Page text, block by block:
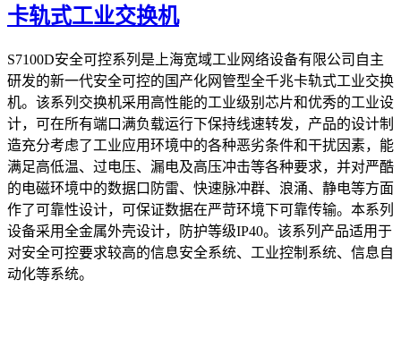
卡轨式工业交换机
S7100D安全可控系列是上海宽域工业网络设备有限公司自主
研发的新一代安全可控的国产化网管型全千兆卡轨式工业交换
机。该系列交换机采用高性能的工业级别芯片和优秀的工业设
计，可在所有端口满负载运行下保持线速转发，产品的设计制
造充分考虑了工业应用环境中的各种恶劣条件和干扰因素，能
满足高低温、过电压、漏电及高压冲击等各种要求，并对严酷
的电磁环境中的数据口防雷、快速脉冲群、浪涌、静电等方面
作了可靠性设计，可保证数据在严苛环境下可靠传输。本系列
设备采用全金属外壳设计，防护等级IP40。该系列产品适用于
对安全可控要求较高的信息安全系统、工业控制系统、信息自
动化等系统。